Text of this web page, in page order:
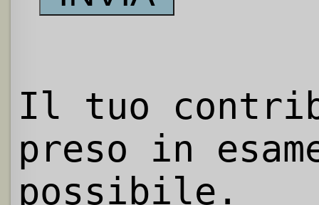
Il tuo
preso in
possibile.